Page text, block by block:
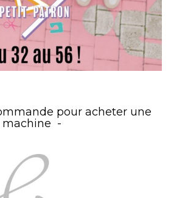
pour acheter une
machine